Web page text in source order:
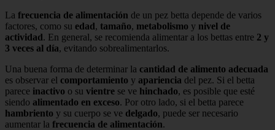
La frecuencia de alimentación de un pez betta depende de varios
factores, como su edad, tamaño, metabolismo y nivel de
actividad. En general, se recomienda alimentar a los bettas entre 2 y
3 veces al día, evitando sobrealimentarlos.
Una buena forma de determinar la cantidad de alimento adecuada
es observar el comportamiento y apariencia del pez. Si el betta
parece inactivo o su vientre se ve hinchado, es posible que esté
siendo alimentado en exceso. Por otro lado, si el betta parece
hambriento y su cuerpo se ve delgado, puede ser necesario
aumentar la frecuencia de alimentación.